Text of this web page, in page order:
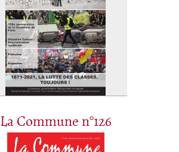
La Commune n°126